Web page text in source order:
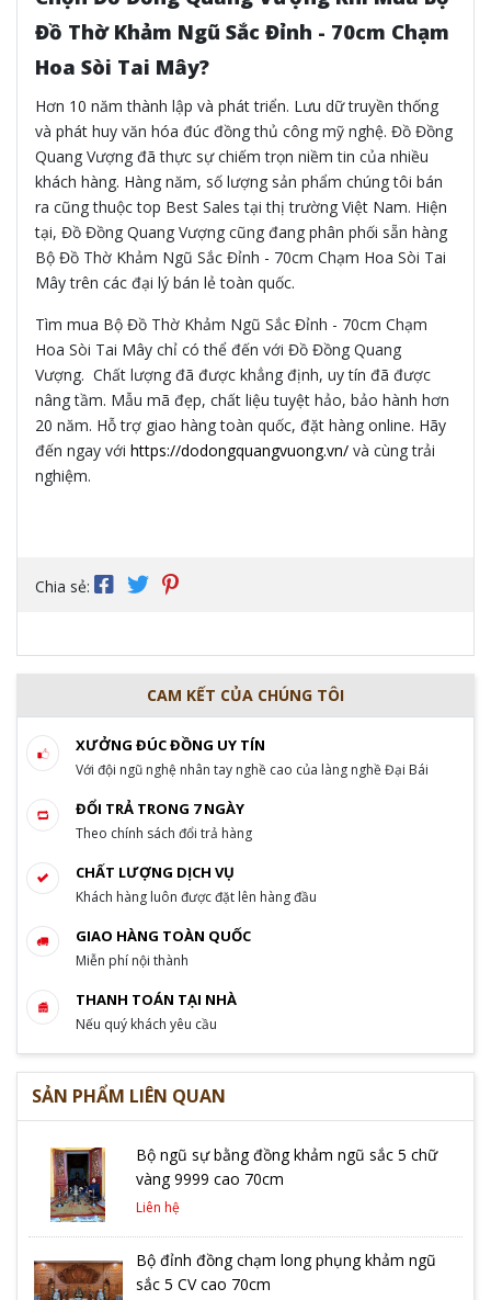
Đồ Thờ Khảm Ngũ Sắc Đỉnh - 70cm Chạm
Hoa Sòi Tai Mây?
Hơn 10 năm thành lập và phát triển. Lưu dữ truyền thống
và phát huy văn hóa đúc đồng thủ công mỹ nghệ. Đồ Đồng
Quang Vượng đã thực sự chiếm trọn niềm tin của nhiều
khách hàng. Hàng năm, số lượng sản phẩm chúng tôi bán
ra cũng thuộc top Best Sales tại thị trường Việt Nam. Hiện
tại, Đồ Đồng Quang Vượng cũng đang phân phối sẵn hàng
Bộ Đồ Thờ Khảm Ngũ Sắc Đỉnh - 70cm Chạm Hoa Sòi Tai
Mây trên các đại lý bán lẻ toàn quốc.
Tìm mua Bộ Đồ Thờ Khảm Ngũ Sắc Đỉnh - 70cm Chạm
Hoa Sòi Tai Mây chỉ có thể đến với Đồ Đồng Quang
Vượng. Chất lượng đã được khẳng định, uy tín đã được
nâng tầm. Mẫu mã đẹp, chất liệu tuyệt hảo, bảo hành hơn
20 năm. Hỗ trợ giao hàng toàn quốc, đặt hàng online. Hãy
đến ngay với https://dodongquangvuong.vn/ và cùng trải
nghiệm.
Chia sẻ:
CAM KẾT CỦA CHÚNG TÔI
XƯỞNG ĐÚC ĐỒNG UY TÍN
Với đội ngũ nghệ nhân tay nghề cao của làng nghề Đại Bái
ĐỔI TRẢ TRONG 7 NGÀY
Theo chính sách đổi trả hàng
CHẤT LƯỢNG DỊCH VỤ
Khách hàng luôn được đặt lên hàng đầu
GIAO HÀNG TOÀN QUỐC
Miễn phí nội thành
THANH TOÁN TẠI NHÀ
Nếu quý khách yêu cầu
SẢN PHẨM LIÊN QUAN
Bộ ngũ sự bằng đồng khảm ngũ sắc 5 chữ
vàng 9999 cao 70cm
Liên hệ
Bộ đỉnh đồng chạm long phụng khảm ngũ
sắc 5 CV cao 70cm